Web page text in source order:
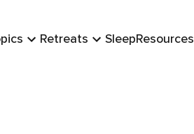
Retreats SleepResources